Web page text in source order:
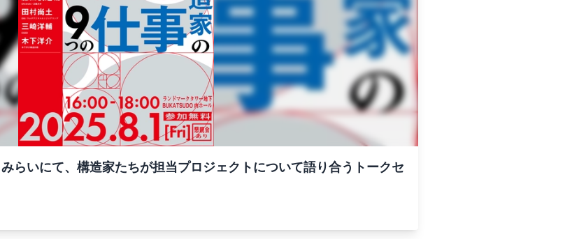
らいにて、構造家たちが担当プロジェクトについて語り合うトークセ